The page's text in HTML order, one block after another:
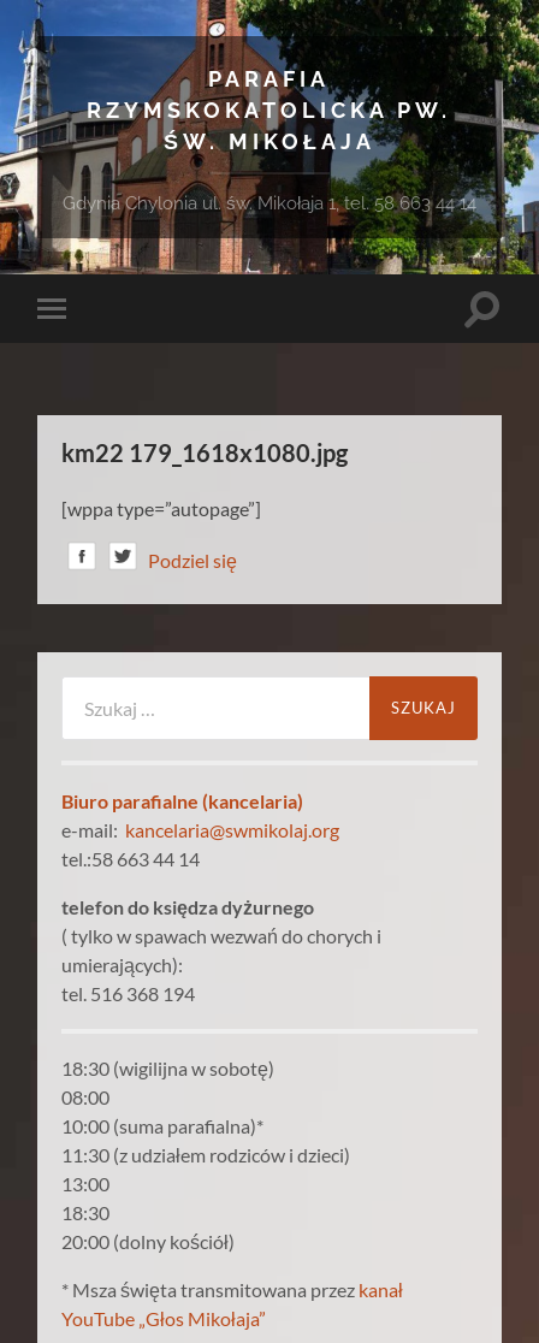
PARAFIA
RZYMSKOKATOLICKA PW.
ŚW. MIKOŁAJA
Gdynia Chylonia ul. św. Mikołaja 1, tel. 58 663 44 14
Toggle
Toggle
km22 179_1618x1080.jpg
[wppa type=”autopage”]
Podziel się
Biuro parafialne (kancelaria)
e-mail: kancelaria@swmikolaj.org
tel.:58 663 44 14
telefon do księdza dyżurnego
( tylko w spawach wezwań do chorych i
umierających):
tel. 516 368 194
18:30 (wigilijna w sobotę)
08:00
10:00 (suma parafialna)*
11:30 (z udziałem rodziców i dzieci)
13:00
18:30
20:00 (dolny kościół)
* Msza święta transmitowana przez kanał
YouTube „Głos Mikołaja”